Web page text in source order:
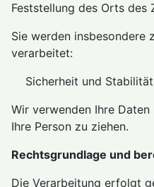
Feststellung des Orts des
Sie werden insbesondere
verarbeitet:
Sicherheit und Stabilität
Wir verwenden Ihre
Ihre Person zu ziehen.
Rechtsgrundlage und
Die Verarbeitung erfolgt